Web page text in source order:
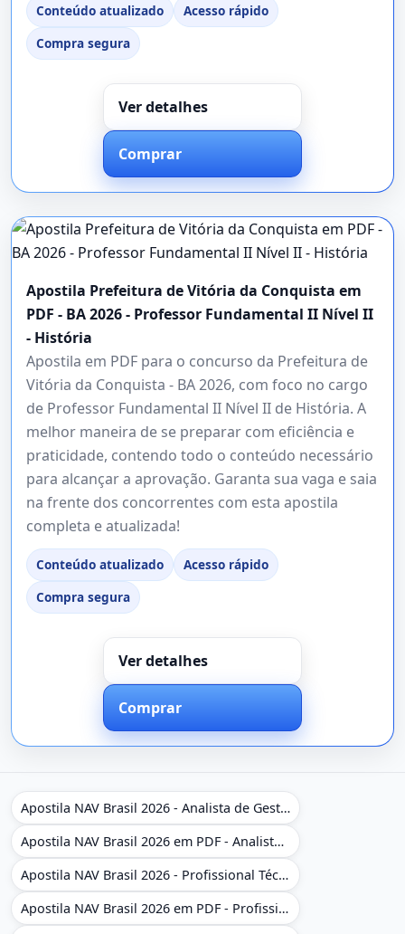
Conteúdo atualizado
Acesso rápido
Compra segura
Ver detalhes
Comprar
Apostila Prefeitura de Vitória da Conquista em
PDF - BA 2026 - Professor Fundamental II Nível II
- História
Apostila em PDF para o concurso da Prefeitura de
Vitória da Conquista - BA 2026, com foco no cargo
de Professor Fundamental II Nível II de História. A
melhor maneira de se preparar com eficiência e
praticidade, contendo todo o conteúdo necessário
para alcançar a aprovação. Garanta sua vaga e saia
na frente dos concorrentes com esta apostila
completa e atualizada!
Conteúdo atualizado
Acesso rápido
Compra segura
Ver detalhes
Comprar
Apostila NAV Brasil 2026 - Analista de Gestão
Apostila NAV Brasil 2026 em PDF - Analista de Gestão
Apostila NAV Brasil 2026 - Profissional Técnico de Navegação Aérea - Operador de Torre de Controle
Apostila NAV Brasil 2026 em PDF - Profissional Técnico de Navegação Aérea - Operador de Torre de Controle